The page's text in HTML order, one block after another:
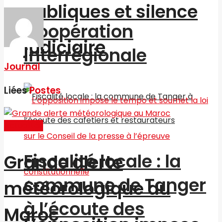
Coopération
interrégionale
Fiscalité locale : la
commune de Tanger
à l’écoute des
publiques et silence
judiciaire
Journal
LiéesPostes
Grande alerte
météorologique au
Maroc